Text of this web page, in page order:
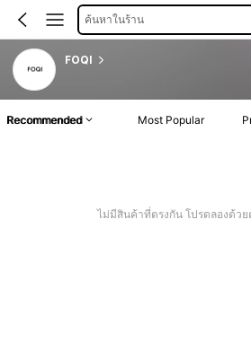
ค้นหาในร้าน
FOQI
Recommended Most Popular
ไม่มีสินค้าที่ตรงกัน โปรดลองด้วย